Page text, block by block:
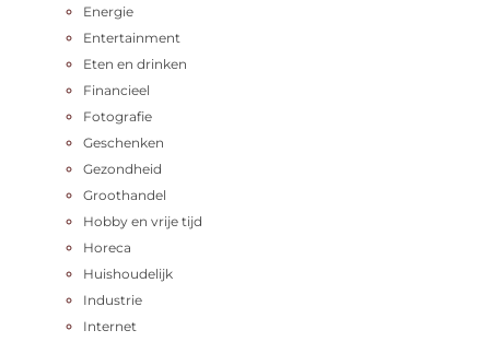
Energie
Entertainment
Eten en drinken
Financieel
Fotografie
Geschenken
Gezondheid
Groothandel
Hobby en vrije tijd
Horeca
Huishoudelijk
Industrie
Internet